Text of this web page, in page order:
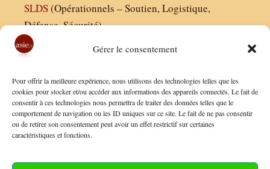
Gérer le consentement
Pour offrir la meilleure expérience, nous utilisons des technologies telles que les
cookies pour stocker et/ou accéder aux informations des appareils connectés. Le fait de
consentir à ces technologies nous permettra de traiter des données telles que le
comportement de navigation ou les ID uniques sur ce site. Le fait de ne pas consentir
ou de retirer son consentement peut avoir un effet restrictif sur certaines
caractéristiques et fonctions.
SLDS(Opérationnels – Soutien, Logistique,
Défense, Sécurité)
Finaldées EURL
Siège social : 13 avenue Boudon, 75016, Paris
Nous contacter